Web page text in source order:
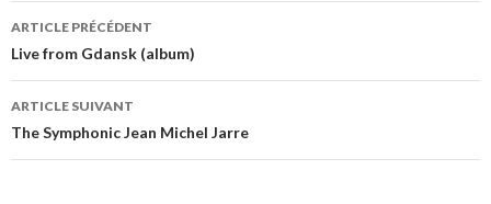
Navigation
des
articles
ARTICLE PRÉCÉDENT
Live from Gdansk (album)
ARTICLE SUIVANT
The Symphonic Jean Michel Jarre